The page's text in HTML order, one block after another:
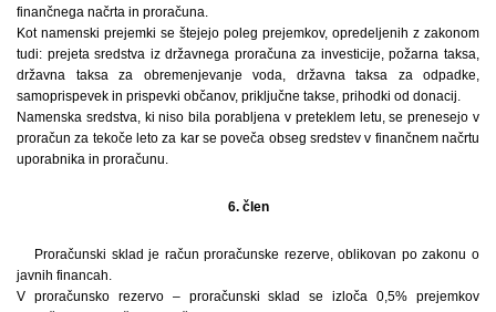
finančnega načrta in proračuna.
Kot namenski prejemki se štejejo poleg prejemkov, opredeljenih z zakonom
tudi: prejeta sredstva iz državnega proračuna za investicije, požarna taksa,
državna taksa za obremenjevanje voda, državna taksa za odpadke,
samoprispevek in prispevki občanov, priključne takse, prihodki od donacij.
Namenska sredstva, ki niso bila porabljena v preteklem letu, se prenesejo v
proračun za tekoče leto za kar se poveča obseg sredstev v finančnem načrtu
uporabnika in proračunu.
6. člen
Proračunski sklad je račun proračunske rezerve, oblikovan po zakonu o
javnih financah.
V proračunsko rezervo – proračunski sklad se izloča 0,5% prejemkov